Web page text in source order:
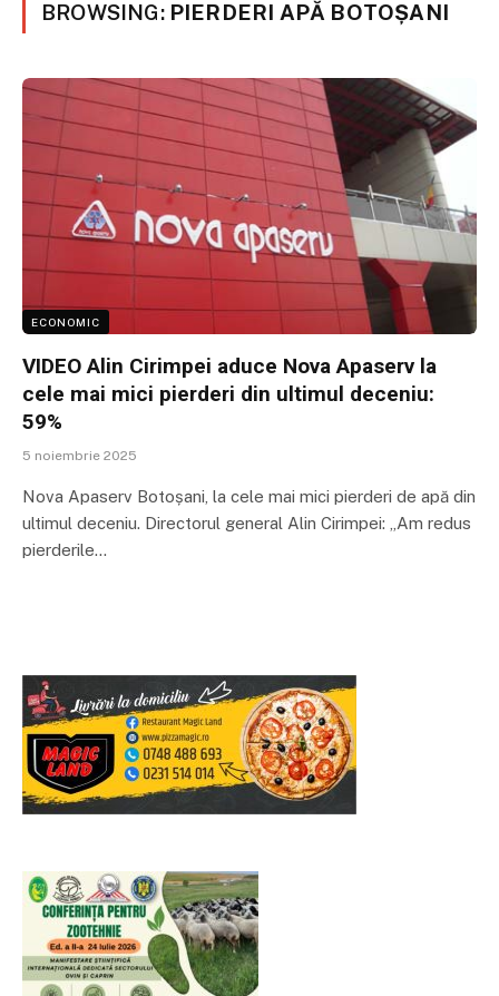
BROWSING: PIERDERI APĂ BOTOȘANI
ECONOMIC
VIDEO Alin Cirimpei aduce Nova Apaserv la
cele mai mici pierderi din ultimul deceniu:
59%
5 noiembrie 2025
Nova Apaserv Botoșani, la cele mai mici pierderi de apă din
ultimul deceniu. Directorul general Alin Cirimpei: „Am redus
pierderile…